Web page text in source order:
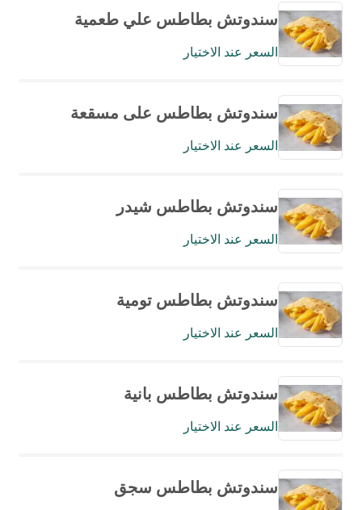
سندوتش بطاطس علي طعمية
السعر عند الاختيار
سندوتش بطاطس على مسقعة
السعر عند الاختيار
سندوتش بطاطس شيدر
السعر عند الاختيار
سندوتش بطاطس تومية
السعر عند الاختيار
سندوتش بطاطس بانية
السعر عند الاختيار
سندوتش بطاطس سجق